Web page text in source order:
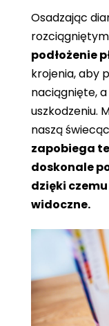
Osadzając
podłożenie
krojenia, aby
naciągnięte,
uszkodzeniu.
naszą
zapobiega
doskonale
dzięki
widoczne.